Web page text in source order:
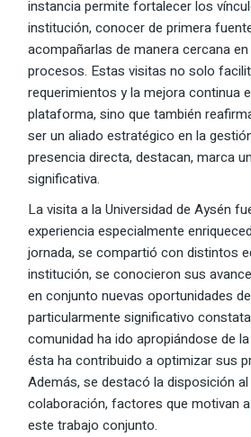
instancia permite fortalecer los
institución, conocer de primera
acompañarlas de manera cercana
procesos. Estas visitas no solo
requerimientos y la mejora continua
plataforma, sino que también
ser un aliado estratégico en la
presencia directa, destacan, marca
significativa.
La visita a la Universidad de Aysén
experiencia especialmente
jornada, se compartió con distintos
institución, se conocieron sus
en conjunto nuevas oportunidades
particularmente significativo
comunidad ha ido apropiándose de
ésta ha contribuido a optimizar sus
Además, se destacó la disposición
colaboración, factores que motivan
este trabajo conjunto.